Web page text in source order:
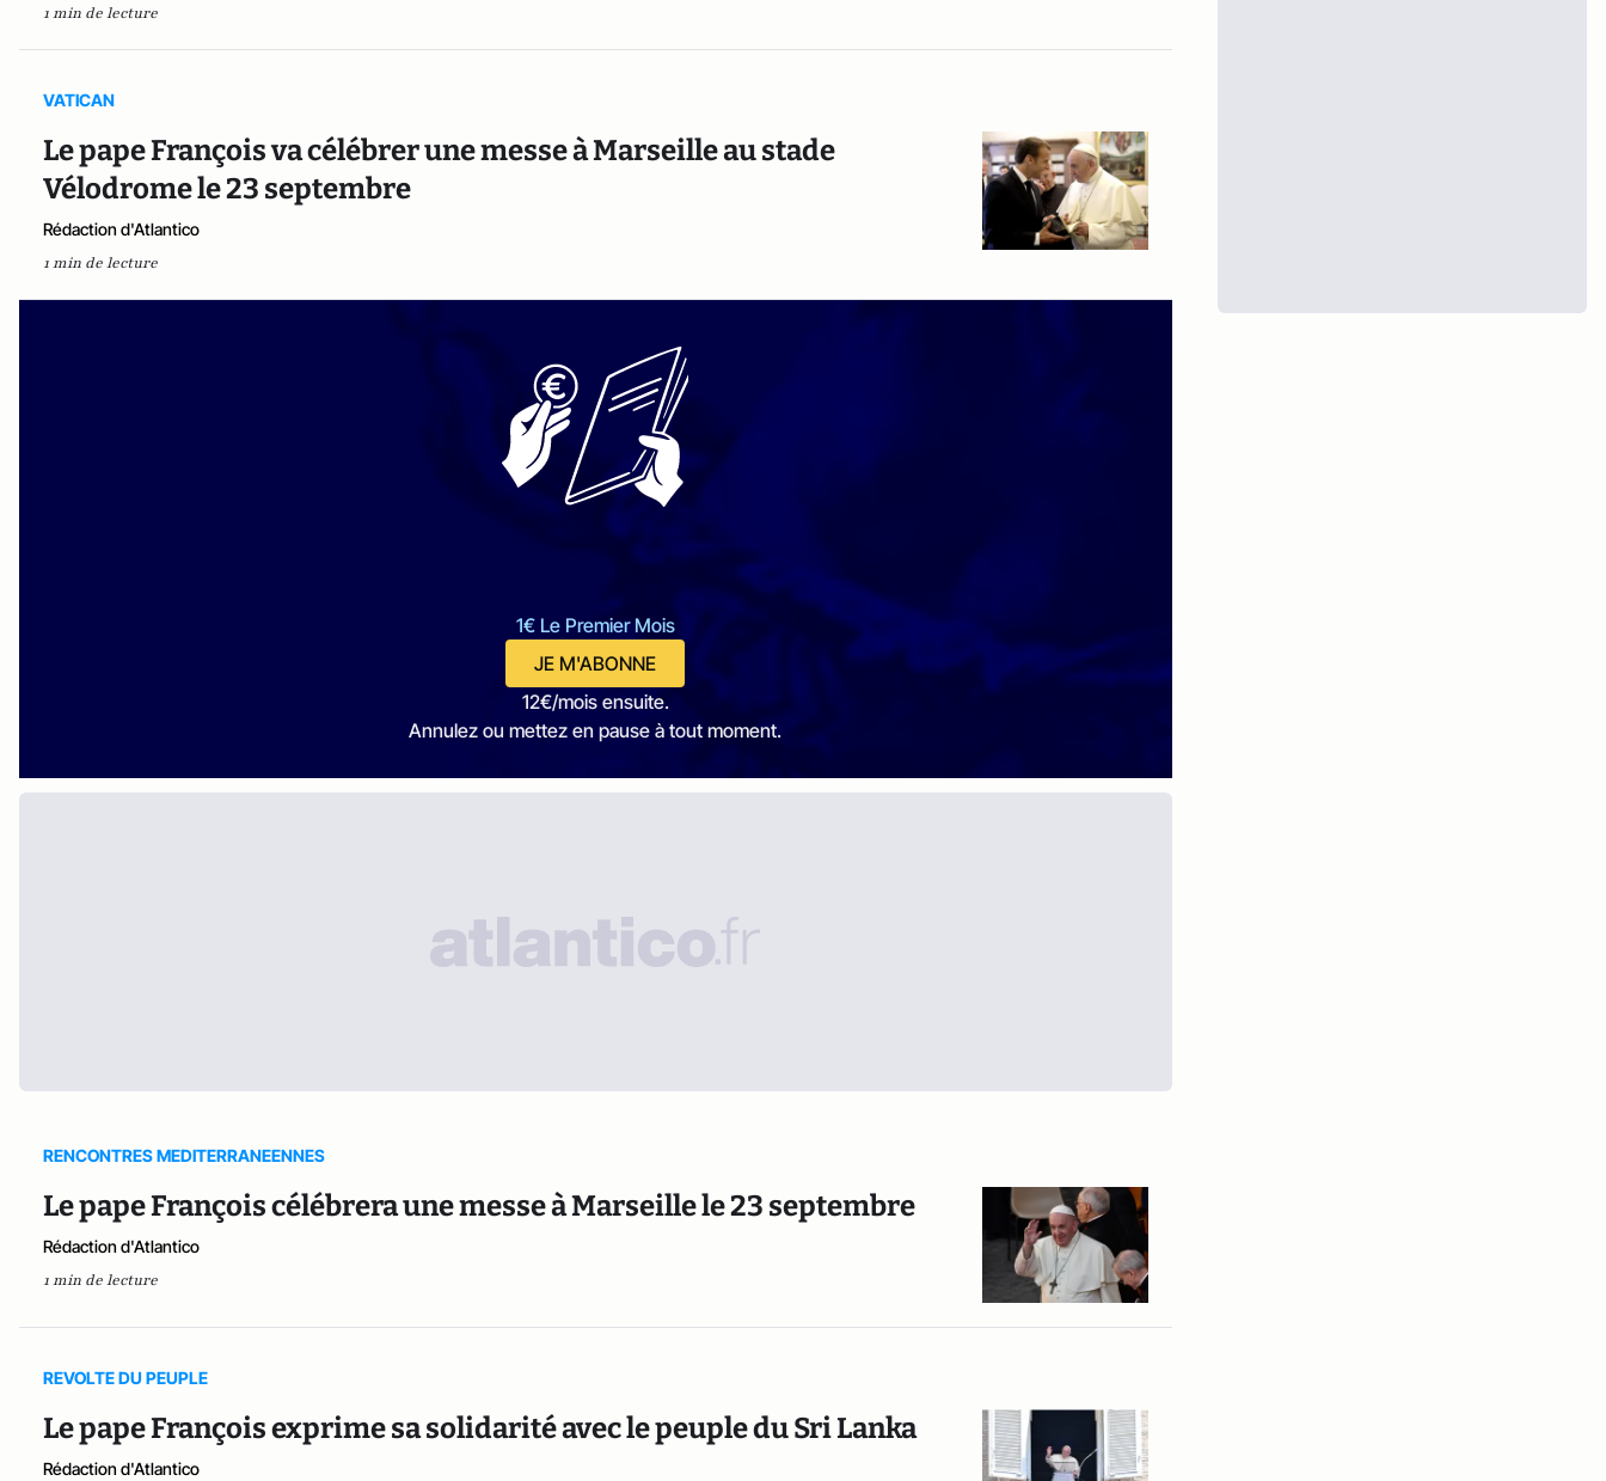
1 min de lecture
VATICAN
Le pape François va célébrer une messe à Marseille au stade
Vélodrome le 23 septembre
Rédaction d'Atlantico
1 min de lecture
1€ Le Premier Mois
JE M'ABONNE
12€/mois ensuite.
Annulez ou mettez en pause à tout moment.
RENCONTRES MEDITERRANEENNES
Le pape François célébrera une messe à Marseille le 23 septembre
Rédaction d'Atlantico
1 min de lecture
REVOLTE DU PEUPLE
Le pape François exprime sa solidarité avec le peuple du Sri Lanka
Rédaction d'Atlantico